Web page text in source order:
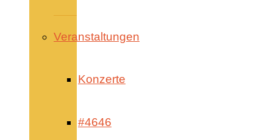
Veranstaltungen
Konzerte
#4646